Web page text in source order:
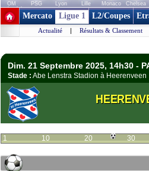
OM PSG Lyon Lille Monaco Chelsea
+ de clubs
Mercato Ligue 1 L2/Coupes
Actualité | Résultats & Classement
Dim. 21 Septembre 2025, 14h30 -
Stade : Abe Lenstra Stadion à
1 10 20 30